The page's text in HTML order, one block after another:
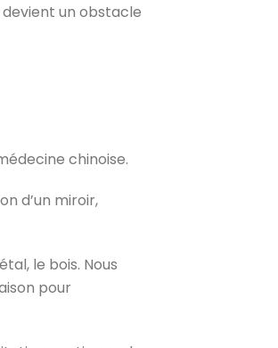
un obstacle
chinoise.
d’un miroir,
le bois. Nous
pour